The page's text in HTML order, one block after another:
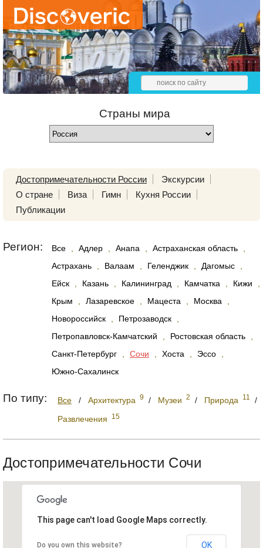
Страны мира
Достопримечательности России
Экскурсии
О стране
Виза Гимн
Кухня России
Публикации
Регион: Все Адлер Анапа Астраханская область
Астрахань
Валаам Геленджик Дагомыс
Ейск
Казань Калининград Камчатка Кижи
Крым
Лазаревское Мацеста Москва
Новороссийск
Петрозаводск
Петропавловск-Камчатский
Ростовская область
Санкт-Петербург
Сочи Хоста Эссо
Южно-Сахалинск
По типу: Все / Архитектура 9 / Музеи 2 / Природа 11 /
Развлечения 15
Достопримечательности Сочи
This page can't load Google Maps correctly.
Do you own this website? OK